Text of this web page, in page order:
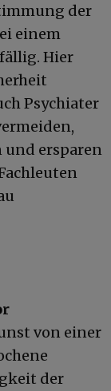
der
einem
Hier
Psychiater
und ersparen
von einer
der